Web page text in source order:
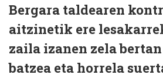
Bergara taldearen
aitzinetik ere
zaila izanen zela
batzea eta horrela